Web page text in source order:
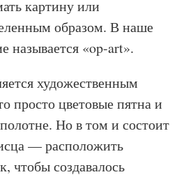
картину или
образом. В наше
называется «op-art».
художественным
просто цветовые пятна и
Но в том и состоит
— расположить
чтобы создавалось